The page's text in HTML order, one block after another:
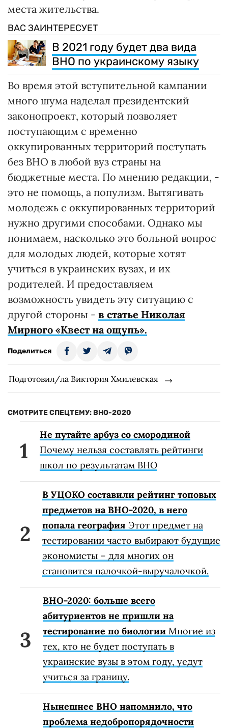
места жительства.
ВАС ЗАИНТЕРЕСУЕТ
В 2021 году будет два вида
ВНО по украинскому языку
Во время этой вступительной кампании
много шума наделал президентский
законопроект, который позволяет
поступающим с временно
оккупированных территорий поступать
без ВНО в любой вуз страны на
бюджетные места. По мнению редакции, -
это не помощь, а популизм. Вытягивать
молодежь с оккупированных территорий
нужно другими способами. Однако мы
понимаем, насколько это больной вопрос
для молодых людей, которые хотят
учиться в украинских вузах, и их
родителей. И предоставляем
возможность увидеть эту ситуацию с
другой стороны - в статье Николая
Мирного «Квест на ощупь».
Поделиться
Подготовил/ла Виктория Хмилевская
СМОТРИТЕ СПЕЦТЕМУ: ВНО-2020
Не путайте арбуз со смородиной
Почему нельзя составлять рейтинги
школ по результатам ВНО
В УЦОКО составили рейтинг топовых
предметов на ВНО-2020, в него
попала география Этот предмет на
тестировании часто выбирают будущие
экономисты – для многих он
становится палочкой-выручалочкой.
ВНО-2020: больше всего
абитуриентов не пришли на
тестирование по биологии Многие из
тех, кто не будет поступать в
украинские вузы в этом году, уедут
учиться за границу.
Нынешнее ВНО напомнило, что
проблема недобропорядочности